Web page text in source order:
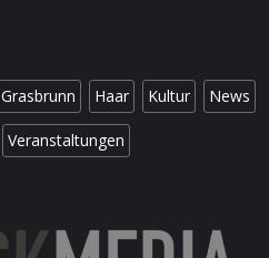
Grasbrunn Haar Kultur News
Veranstaltungen